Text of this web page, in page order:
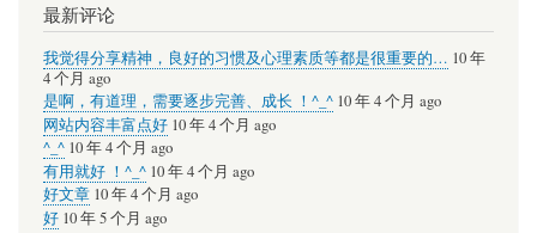
最新评论
我觉得分享精神，良好的习惯及心理素质等都是很重要的… 10 年
4 个月 ago
是啊，有道理，需要逐步完善、成长 ！^_^ 10 年 4 个月 ago
网站内容丰富点好 10 年 4 个月 ago
^_^ 10 年 4 个月 ago
有用就好 ！^_^ 10 年 4 个月 ago
好文章 10 年 4 个月 ago
好 10 年 5 个月 ago